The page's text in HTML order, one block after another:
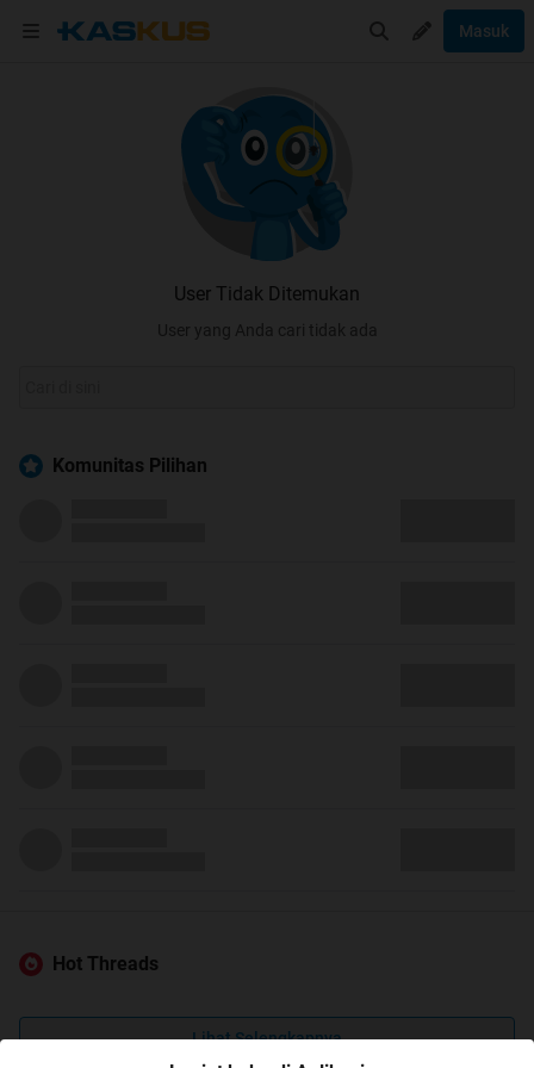
Masuk
User Tidak Ditemukan
User yang Anda cari tidak ada
Komunitas Pilihan
Hot Threads
Lihat Selengkapnya